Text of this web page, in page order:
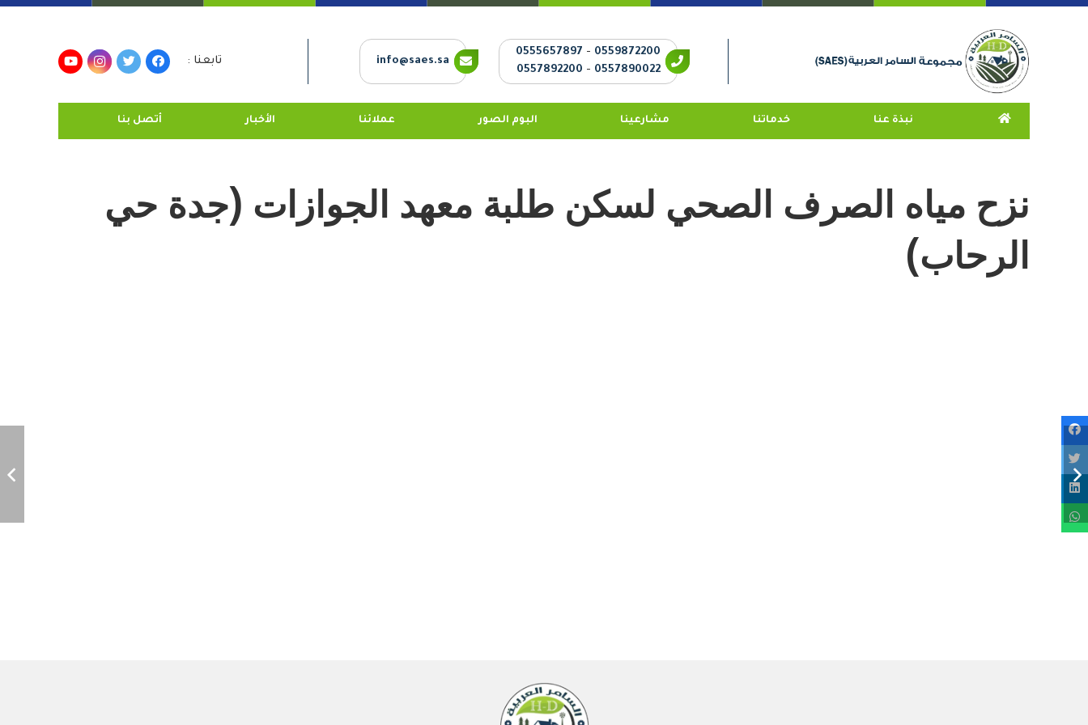
0559872200
-
0555657897
0557890022
-
0557892200
info@saes.sa تابعنا :
نبذة عنا خدماتنا مشارعينا البوم الصور عملائنا الأخبار أتصل بنا
نزح مياه الصرف الصحي لسكن طلبة معهد الجوازات (جدة حي
الرحاب)